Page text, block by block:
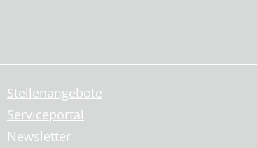
Stellenangebote
Serviceportal
Newsletter